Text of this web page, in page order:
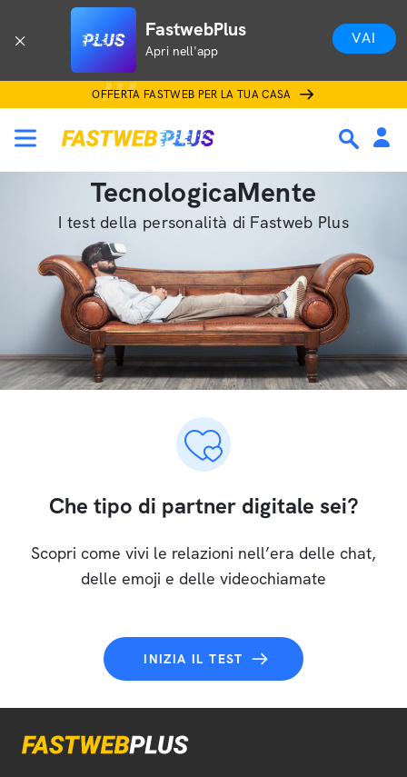
FastwebPlus
Apri nell'app
VAI
OFFERTA FASTWEB PER LA TUA CASA
TecnologicaMente
I test della personalità di Fastweb Plus
Che tipo di partner digitale sei?
Scopri come vivi le relazioni nell’era delle chat,
delle emoji e delle videochiamate
INIZIA IL TEST